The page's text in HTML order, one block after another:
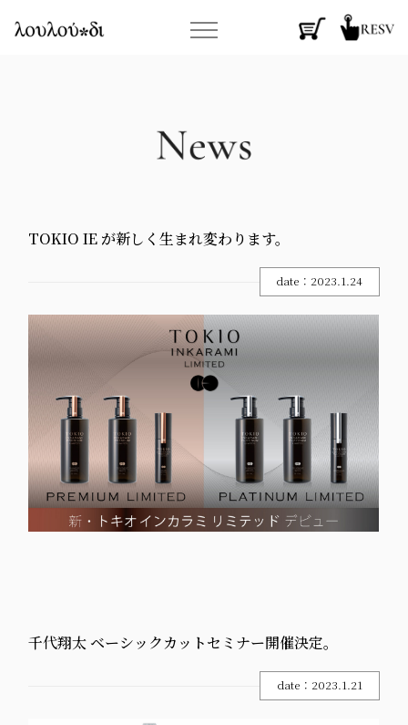
TOKIO IE が新しく生まれ変わります。
date：2023.1.24
千代翔太 ベーシックカットセミナー開催決定。
date：2023.1.21